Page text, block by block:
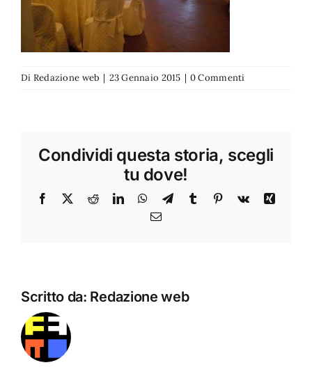
Di Redazione web | 23 Gennaio 2015 | 0 Commenti
Condividi questa storia, scegli
tu dove!
Facebook RedditLinkedInWhatsApp
TelegramTumblr Pinterest
Vk
Xing
Email
Scritto da: Redazione web